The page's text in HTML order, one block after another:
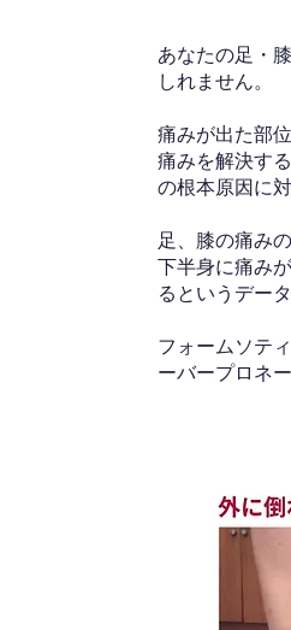
あなたの足・
しれません。
痛みが出た部
痛みを解決す
の根本原因に
足、膝の痛み
下半身に痛み
るというデー
フォームソテ
ーバープロネ